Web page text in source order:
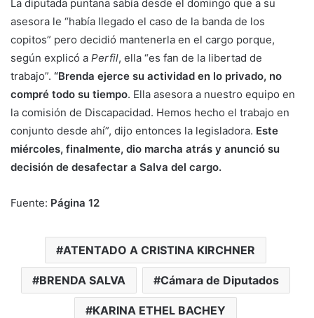
La diputada puntana sabía desde el domingo que a su
asesora le “había llegado el caso de la banda de los
copitos” pero decidió mantenerla en el cargo porque,
según explicó a Perfil, ella “es fan de la libertad de
trabajo”. “Brenda ejerce su actividad en lo privado, no
compré todo su tiempo. Ella asesora a nuestro equipo en
la comisión de Discapacidad. Hemos hecho el trabajo en
conjunto desde ahí”, dijo entonces la legisladora. Este
miércoles, finalmente, dio marcha atrás y anunció su
decisión de desafectar a Salva del cargo.
Fuente: Página 12
ATENTADO A CRISTINA KIRCHNER
BRENDA SALVA Cámara de Diputados
KARINA ETHEL BACHEY